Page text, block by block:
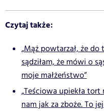
Czytaj także:
„Mąż powtarzał, że
sądziłam, że mówi o
moje małżeństwo”
„Teściowa upiekła
nam jak za zboże. To